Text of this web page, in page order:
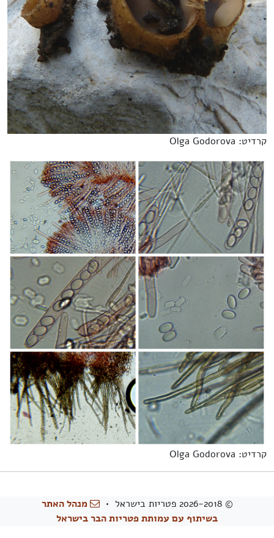
קרדיט: Olga Godorova
קרדיט: Olga Godorova
© 2026-2018 פטריות בישראל •
מנהל האתר
בשיתוף עם עמותת פטריות הבר בישראל